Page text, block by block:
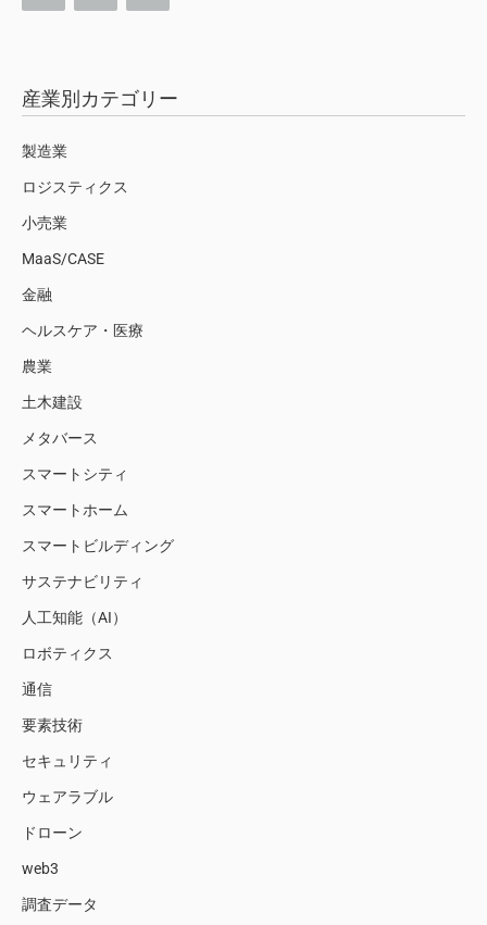
産業別カテゴリー
製造業
ロジスティクス
小売業
MaaS/CASE
金融
ヘルスケア・医療
農業
土木建設
メタバース
スマートシティ
スマートホーム
スマートビルディング
サステナビリティ
人工知能（AI）
ロボティクス
通信
要素技術
セキュリティ
ウェアラブル
ドローン
web3
調査データ